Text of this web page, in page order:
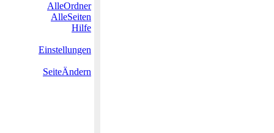
AlleOrdner
AlleSeiten
Hilfe
Einstellungen
SeiteÄndern